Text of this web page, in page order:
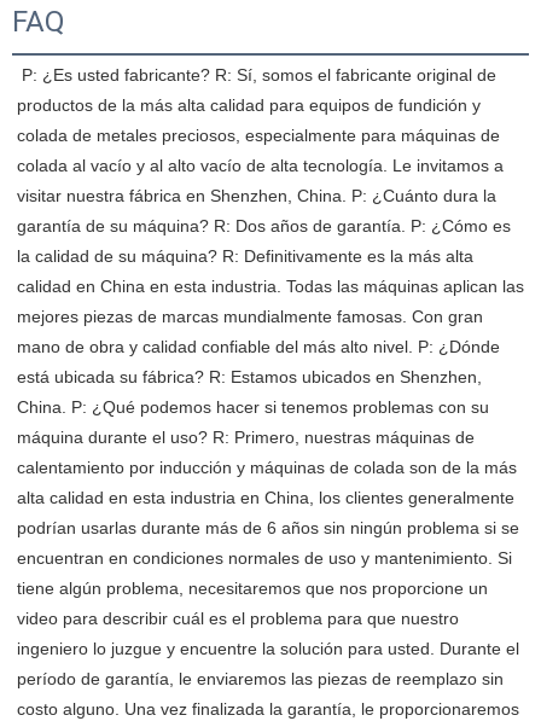
FAQ
productos de la más alta calidad para equipos de fundición y
colada de metales preciosos, especialmente para máquinas de
colada al vacío y al alto vacío de alta tecnología. Le invitamos a
visitar nuestra fábrica en Shenzhen, China. P: ¿Cuánto dura la
garantía de su máquina? R: Dos años de garantía. P: ¿Cómo es
la calidad de su máquina? R: Definitivamente es la más alta
calidad en China en esta industria. Todas las máquinas aplican las
mejores piezas de marcas mundialmente famosas. Con gran
mano de obra y calidad confiable del más alto nivel. P: ¿Dónde
está ubicada su fábrica? R: Estamos ubicados en Shenzhen,
China. P: ¿Qué podemos hacer si tenemos problemas con su
máquina durante el uso? R: Primero, nuestras máquinas de
calentamiento por inducción y máquinas de colada son de la más
alta calidad en esta industria en China, los clientes generalmente
podrían usarlas durante más de 6 años sin ningún problema si se
encuentran en condiciones normales de uso y mantenimiento. Si
tiene algún problema, necesitaremos que nos proporcione un
video para describir cuál es el problema para que nuestro
ingeniero lo juzgue y encuentre la solución para usted. Durante el
período de garantía, le enviaremos las piezas de reemplazo sin
costo alguno. Una vez finalizada la garantía, le proporcionaremos